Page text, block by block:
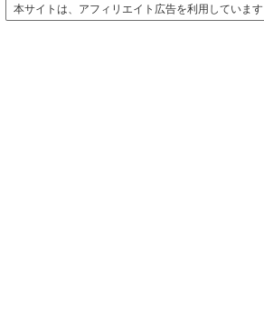
本サイトは、アフィリエイト広告を利用しています